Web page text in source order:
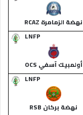
نهضة الزمامرة RCAZ
LNFP
أولمبيك آسفي OCS
LNFP
نهضة بركان RSB